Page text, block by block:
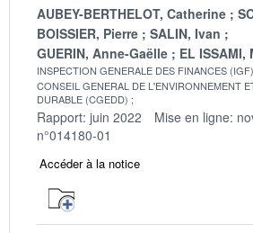
AUBEY-BERTHELOT, Catherine
BOISSIER, Pierre
SALIN, Ivan
GUERIN, Anne-Gaëlle
EL ISSAMI,
INSPECTION GENERALE DES FINANCES (IGF)
CONSEIL GENERAL DE L'ENVIRONNEMENT
DURABLE (CGEDD)
Rapport: juin 2022 Mise en ligne:
n°014180-01
Accéder à la notice